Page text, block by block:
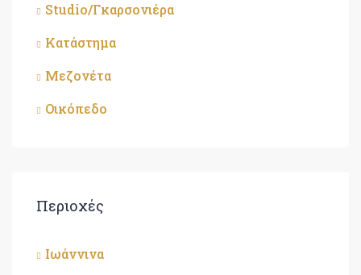
Studio/Γκαρσονιέρα
Κατάστημα
Μεζονέτα
Οικόπεδο
Περιοχές
Ιωάννινα